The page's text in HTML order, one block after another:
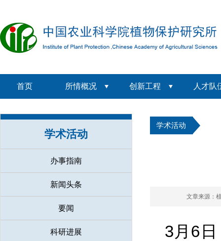
首页 所情概况 创新工程 人才队
学术活动
办事指南
新闻头条
要闻
科研进展
学术活动
文章来源：
3月6